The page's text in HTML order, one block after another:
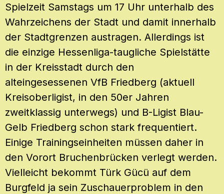
Spielzeit Samstags um 17 Uhr unterhalb des
Wahrzeichens der Stadt und damit innerhalb
der Stadtgrenzen austragen. Allerdings ist
die einzige Hessenliga-taugliche Spielstätte
in der Kreisstadt durch den
alteingesessenen VfB Friedberg (aktuell
Kreisoberligist, in den 50er Jahren
zweitklassig unterwegs) und B-Ligist Blau-
Gelb Friedberg schon stark frequentiert.
Einige Trainingseinheiten müssen daher in
den Vorort Bruchenbrücken verlegt werden.
Vielleicht bekommt Türk Gücü auf dem
Burgfeld ja sein Zuschauerproblem in den